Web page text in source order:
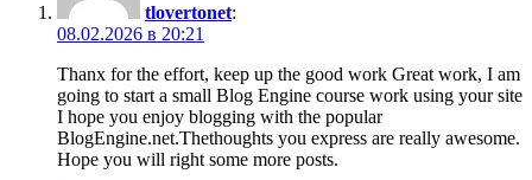
tlovertonet:
08.02.2026 в 20:21
Thanx for the effort, keep up the good work Great work, I am
going to start a small Blog Engine course work using your site
I hope you enjoy blogging with the popular
BlogEngine.net.Thethoughts you express are really awesome.
Hope you will right some more posts.